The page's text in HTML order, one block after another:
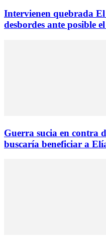
Intervienen quebrada
desbordes ante posible
Guerra sucia en contra
buscaría beneficiar a